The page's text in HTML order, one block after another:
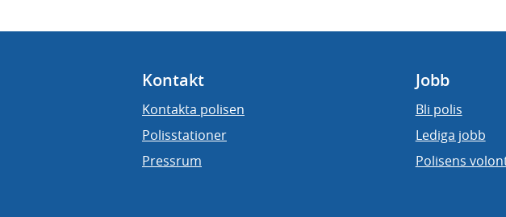
Kontakt
Kontakta polisen
Polisstationer
Pressrum
Jobb
Bli polis
Lediga jobb
Polisens